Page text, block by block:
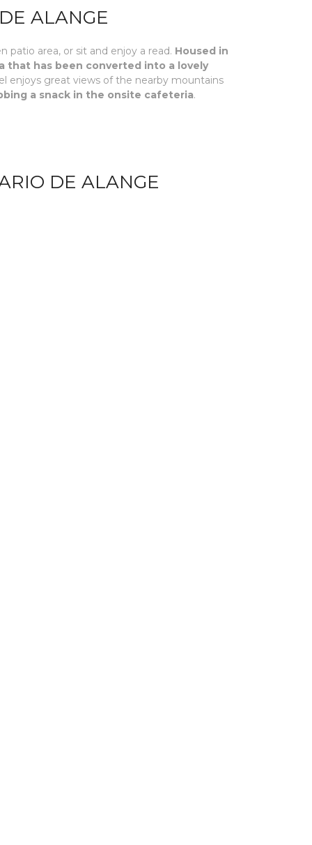
ALANGE
patio area, or sit and enjoy a read. Housed in
that has been converted into a lovely
enjoys great views of the nearby mountains
a snack in the onsite cafeteria.
DE ALANGE